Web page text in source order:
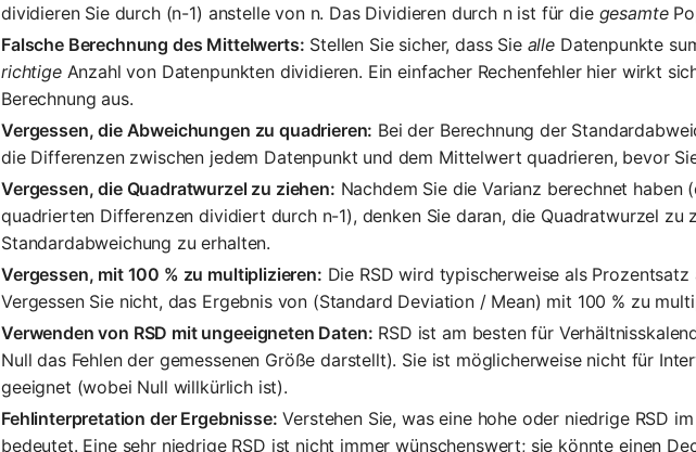
dividieren Sie durch (n-1) anstelle von n. Das Dividieren durch n ist für die gesamte
Falsche Berechnung des Mittelwerts: Stellen Sie sicher, dass Sie alleDatenpunkte
richtigeAnzahl von Datenpunkten dividieren. Ein einfacher Rechenfehler hier wirkt
Berechnung aus.
Vergessen, die Abweichungen zu quadrieren: Bei der Berechnung der
die Differenzen zwischen jedem Datenpunkt und dem Mittelwert quadrieren, bevor
Vergessen, die Quadratwurzel zu ziehen: Nachdem Sie die Varianz berechnet haben
quadrierten Differenzen dividiert durch n-1), denken Sie daran, die Quadratwurzel zu
Standardabweichung zu erhalten.
Vergessen, mit 100 % zu multiplizieren: Die RSD wird typischerweise als Prozentsatz
Vergessen Sie nicht, das Ergebnis von (Standard Deviation / Mean) mit 100 % zu
Verwenden von RSD mit ungeeigneten Daten: RSD ist am besten für
Null das Fehlen der gemessenen Größe darstellt). Sie ist möglicherweise nicht für
geeignet (wobei Null willkürlich ist).
Fehlinterpretation der Ergebnisse: Verstehen Sie, was eine hohe oder niedrige RSD
bedeutet. Eine sehr niedrige RSD ist nicht immer wünschenswert; sie könnte einen